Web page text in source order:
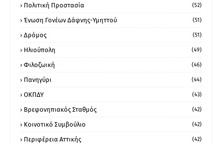
Πολιτική Προστασία (52)
Ένωση Γονέων Δάφνης-Υμηττού (51)
Δρόμος (51)
Ηλιούπολη (49)
Φιλοζωική (46)
Πανηγύρι (44)
ΟΚΠΔΥ (43)
Βρεφονηπιακός Σταθμός (42)
Κοινοτικό Συμβούλιο (42)
Περιφέρεια Αττικής (42)